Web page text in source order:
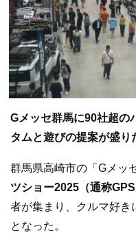
Gメッセ群馬に90社超の
タムと遊びの提案が盛り
群馬県高崎市の「Gメッ
ツショー2025（通称GPS
者が集まり、クルマ好き
となった。